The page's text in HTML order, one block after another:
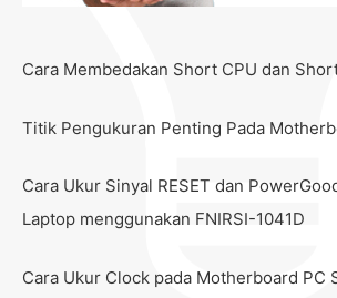
Cara Membedakan Short CPU dan
Titik Pengukuran Penting Pada
Cara Ukur Sinyal RESET dan
Laptop menggunakan FNIRSI-1041D
Cara Ukur Clock pada Motherboard PC